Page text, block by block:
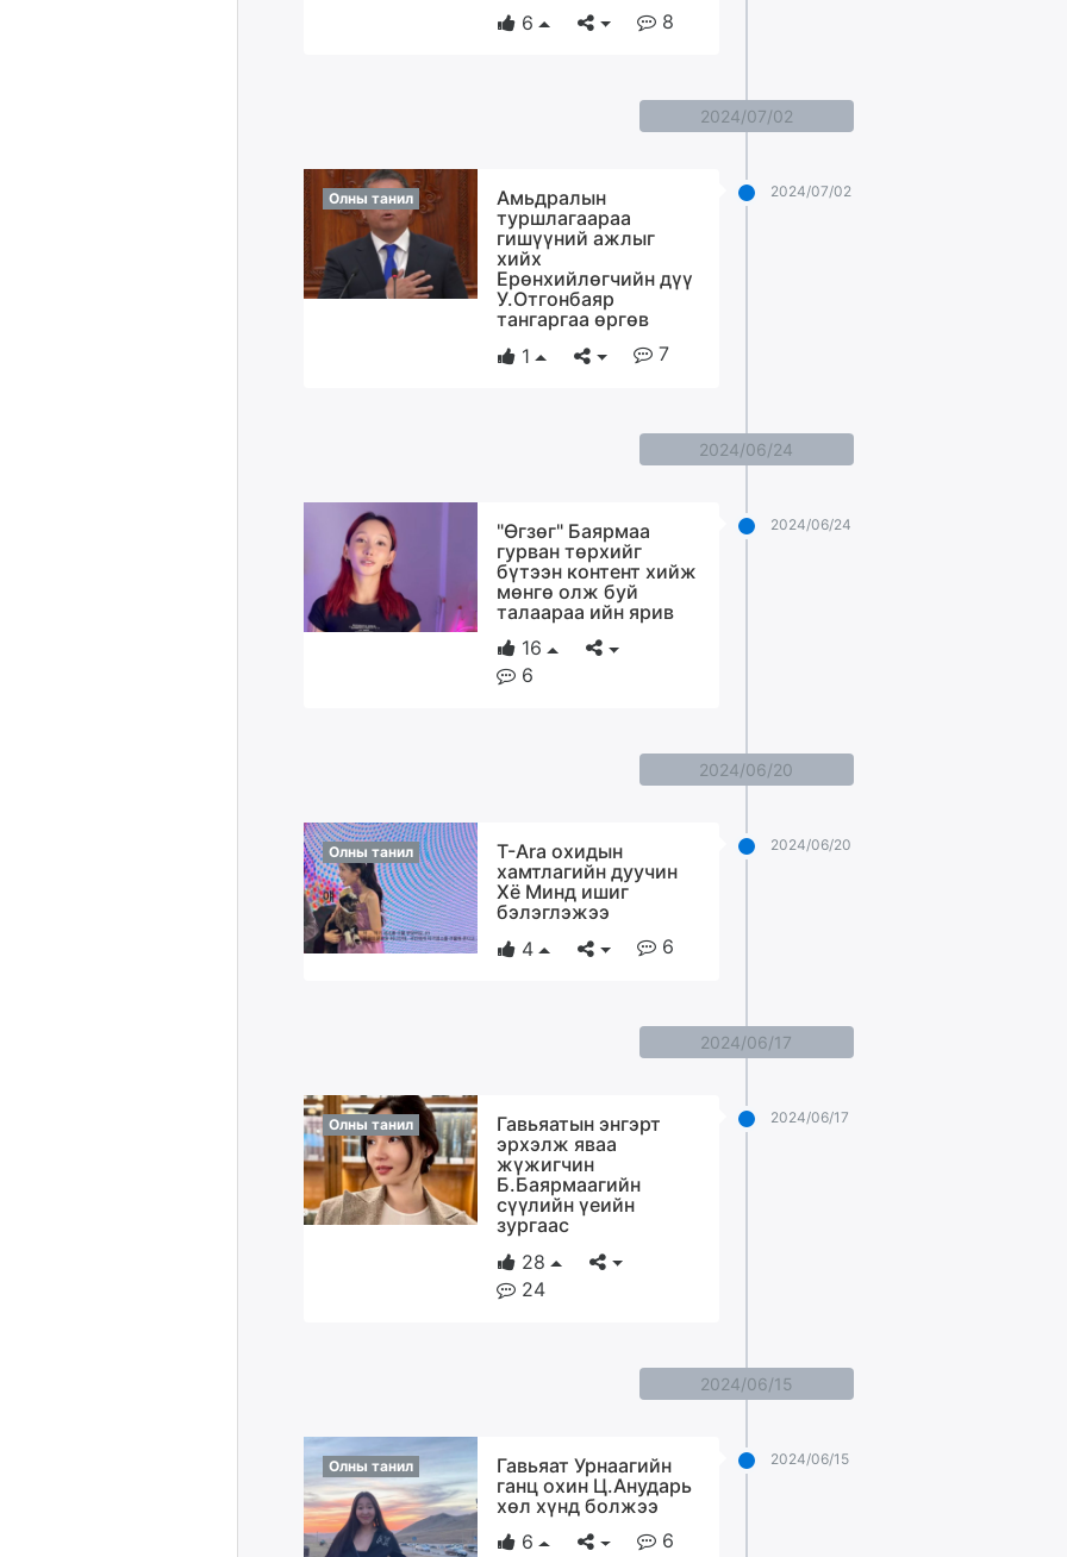
6
8
2024/07/02
2024/07/02
Олны танил
Амьдралын
туршлагаараа
гишүүний ажлыг
хийх
Ерөнхийлөгчийн дүү
У.Отгонбаяр
тангаргаа өргөв
1
7
2024/06/24
2024/06/24
"Өгзөг" Баярмаа
гурван төрхийг
бүтээн контент хийж
мөнгө олж буй
талаараа ийн ярив
16
6
2024/06/20
2024/06/20
Олны танил
T-Ara охидын
хамтлагийн дуучин
Хё Минд ишиг
бэлэглэжээ
4
6
2024/06/17
2024/06/17
Олны танил
Гавьяатын энгэрт
эрхэлж яваа
жүжигчин
Б.Баярмаагийн
сүүлийн үеийн
зургаас
28
24
2024/06/15
2024/06/15
Олны танил
Гавьяат Урнаагийн
ганц охин Ц.Анударь
хөл хүнд болжээ
6
6